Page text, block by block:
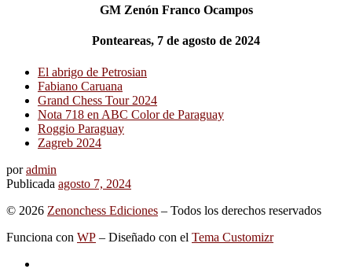
GM Zenón Franco Ocampos
Ponteareas, 7 de agosto de 2024
El abrigo de Petrosian
Fabiano Caruana
Grand Chess Tour 2024
Nota 718 en ABC Color de Paraguay
Roggio Paraguay
Zagreb 2024
poradmin
Publicada agosto 7, 2024
© 2026 Zenonchess Ediciones – Todos los derechos reservados
Funciona con WP – Diseñado con el Tema Customizr